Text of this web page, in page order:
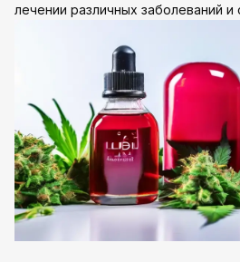
лечении различных заболеваний и